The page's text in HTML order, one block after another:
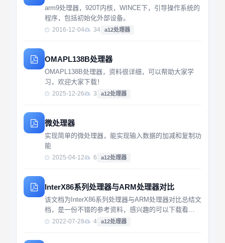
arm9处理器，920T内核，WINCE下，引导操作系统的
程序，包括初始化外部设备。
2016-12-04 34 a12处理器
OMAPL138B处理器
OMAPL138B处理器，资料很详细，可以帮助大家学
习，欢迎大家下载！
2025-12-26 3 a12处理器
微处理器
实现简单的微处理器，能实现输入数据的加减和复制功
能
2025-04-12 6 a12处理器
InterX86系列处理器与ARM处理器对比
该文档为InterX86系列处理器与ARM处理器对比总结文
档，是一份不错的参考资料，感兴趣的可以下载看
看，，，，，，，，，，，，，，，，，
2022-07-28 4 a12处理器